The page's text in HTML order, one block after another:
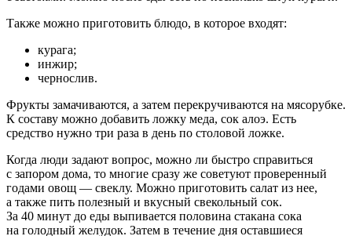
Также можно приготовить блюдо, в которое входят:
курага;
инжир;
чернослив.
Фрукты замачиваются, а затем перекручиваются на мясорубке.
К составу можно добавить ложку меда, сок алоэ. Есть
средство нужно три раза в день по столовой ложке.
Когда люди задают вопрос, можно ли быстро справиться
с запором дома, то многие сразу же советуют проверенный
годами овощ — свеклу. Можно приготовить салат из нее,
а также пить полезный и вкусный свекольный сок.
За 40 минут до еды выпивается половина стакана сока
на голодный желудок. Затем в течение дня оставшиеся